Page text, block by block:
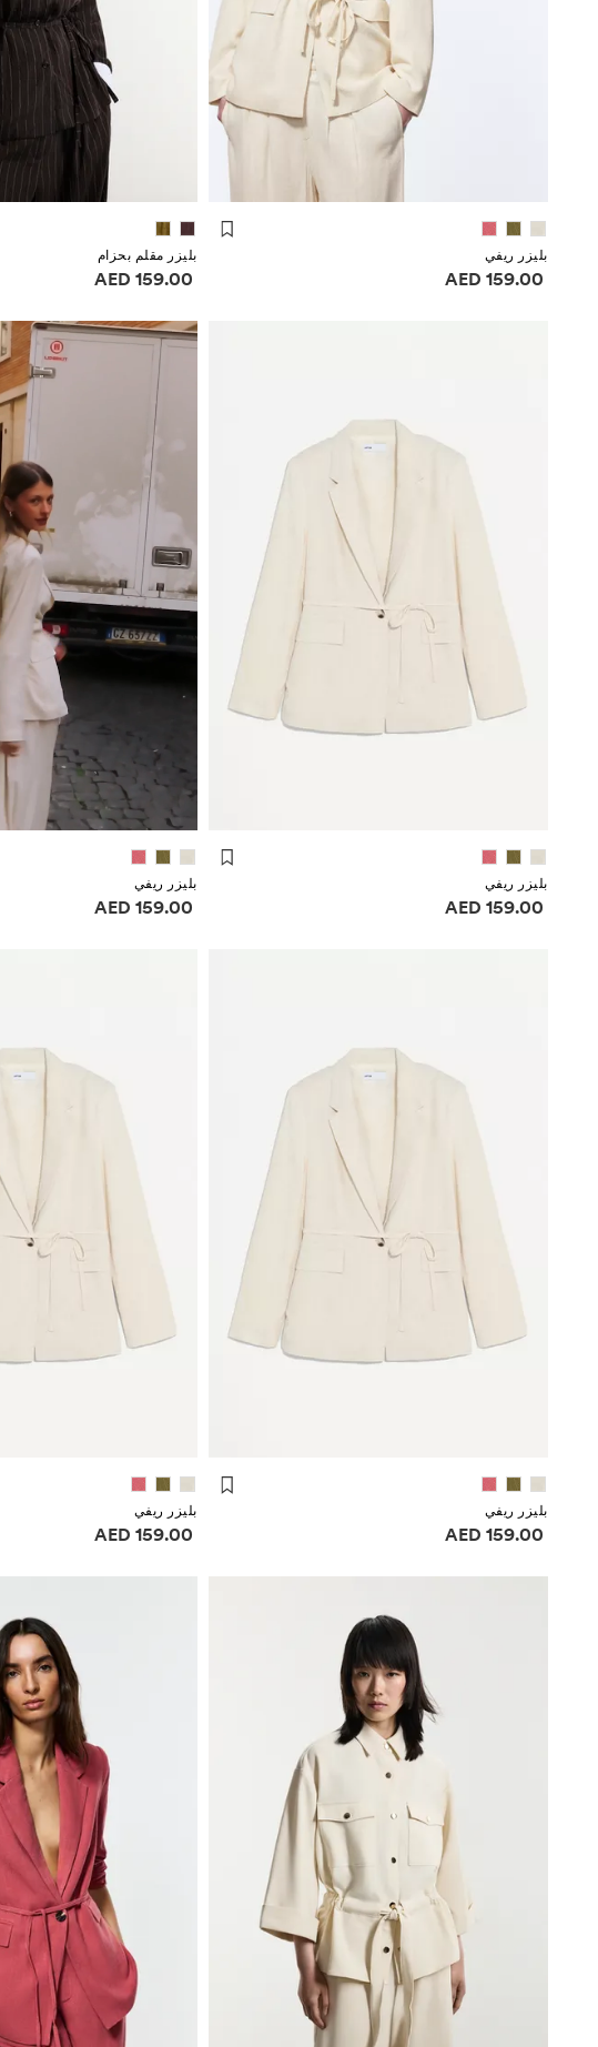
بليزر ريفي
معلومات الأسعار
159.00 AED
بليزر مقلم بحزام
معلومات الأسعار
159.00 AED
بليزر ريفي
معلومات الأسعار
159.00 AED
بليزر ريفي
معلومات الأسعار
159.00 AED
بليزر ريفي
معلومات الأسعار
159.00 AED
بليزر ريفي
معلومات الأسعار
159.00 AED